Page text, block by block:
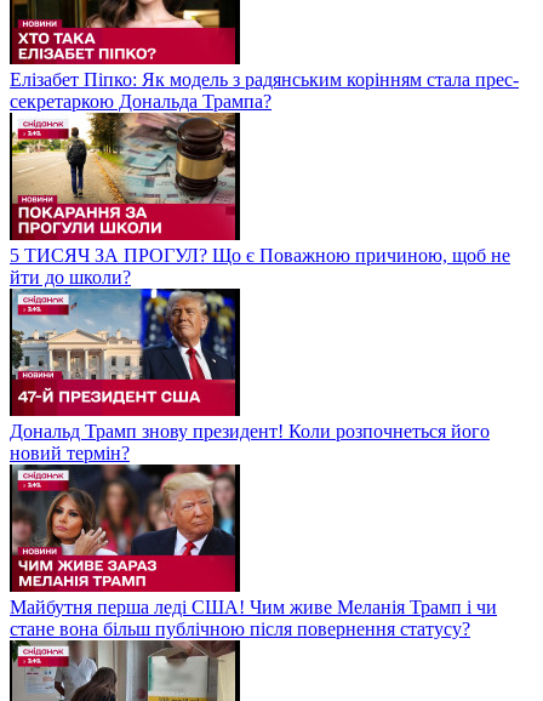
Елізабет Піпко: Як модель з радянським корінням стала прес-
секретаркою Дональда Трампа?
5 ТИСЯЧ ЗА ПРОГУЛ? Що є Поважною причиною, щоб не
йти до школи?
Дональд Трамп знову президент! Коли розпочнеться його
новий термін?
Майбутня перша леді США! Чим живе Меланія Трамп і чи
стане вона більш публічною після повернення статусу?